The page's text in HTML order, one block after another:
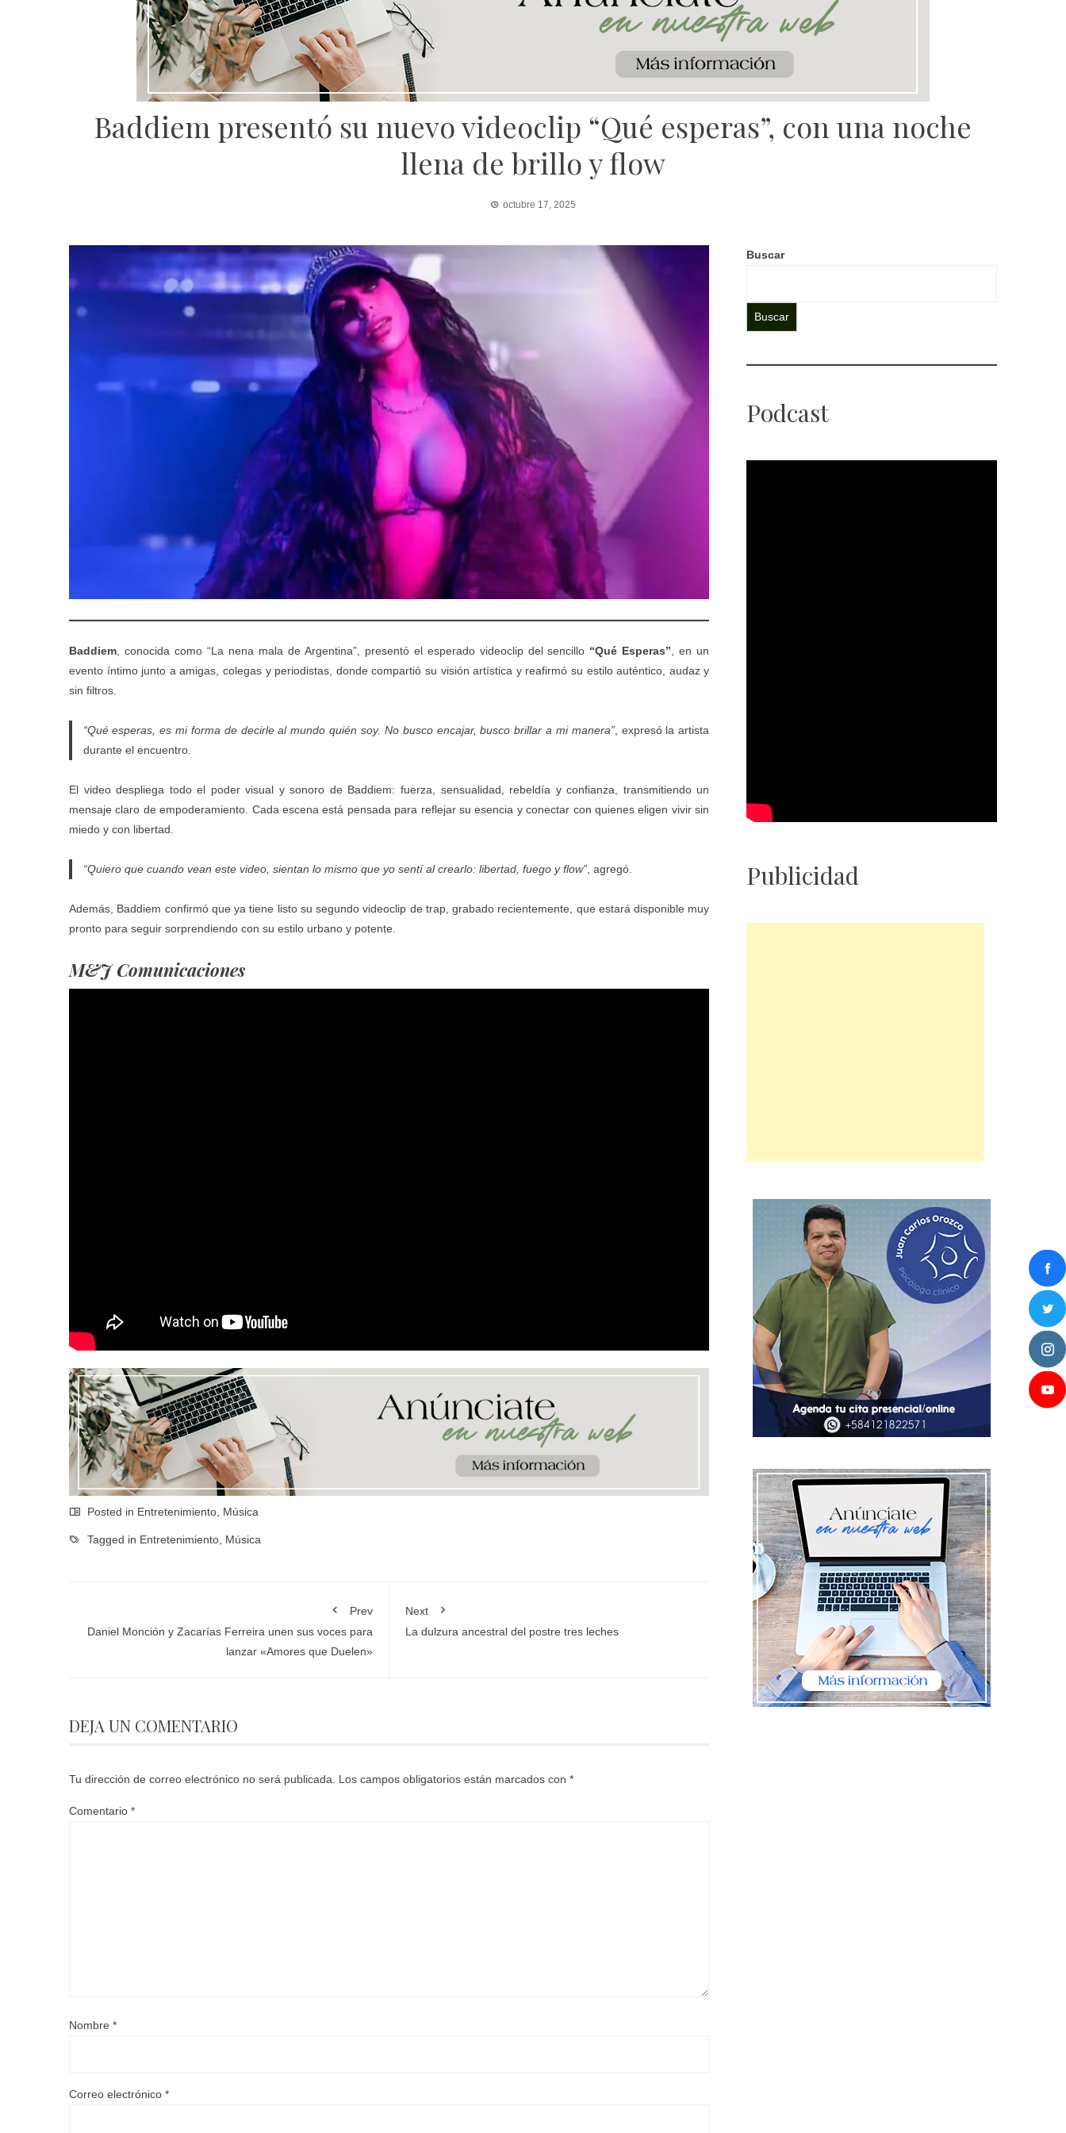
Baddiem presentó su nuevo videoclip “Qué esperas”, con una noche
llena de brillo y flow
octubre 17, 2025
Baddiem , conocida como “La nena mala de Argentina”, presentó el esperado videoclip del sencillo “Qué Esperas” , en un
evento íntimo junto a amigas, colegas y periodistas, donde compartió su visión artística y reafirmó su estilo auténtico, audaz y
sin filtros.
“Qué esperas, es mi forma de decirle al mundo quién soy. No busco encajar, busco brillar a mi manera”, expresó la artista
durante el encuentro.
El video despliega todo el poder visual y sonoro de Baddiem: fuerza, sensualidad, rebeldía y confianza, transmitiendo un
mensaje claro de empoderamiento. Cada escena está pensada para reflejar su esencia y conectar con quienes eligen vivir sin
miedo y con libertad.
“Quiero que cuando vean este video, sientan lo mismo que yo sentí al crearlo: libertad, fuego y flow”, agregó.
Además, Baddiem confirmó que ya tiene listo su segundo videoclip de trap, grabado recientemente, que estará disponible muy
pronto para seguir sorprendiendo con su estilo urbano y potente.
M&J Comunicaciones
Posted in Entretenimiento Música
Tagged in Entretenimiento Música
Prev
Daniel Monción y Zacarías Ferreira unen sus voces para
lanzar «Amores que Duelen»
Next
La dulzura ancestral del postre tres leches
DEJA UN COMENTARIO
Tu dirección de correo electrónico no será publicada. Los campos obligatorios están marcados con *
Comentario *
Nombre *
Correo electrónico *
Buscar
Buscar
Podcast
Publicidad